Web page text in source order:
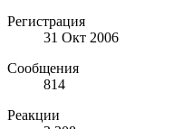
Регистрация
31 Окт 2006
Сообщения
814
Реакции